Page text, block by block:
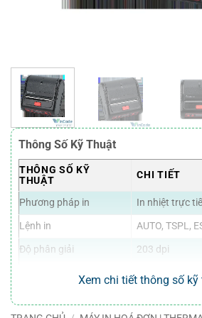
Thông Số Kỹ Thuật
THÔNG SỐ KỸ
THUẬT
CHI TIẾT
Phương pháp in
In nhiệt trực
Lệnh in
AUTO, TSPL,
Độ phân giải
203 dpi
Tài liệu: tối
Nhãn: tối đa
Chiều rộng in
72mm
Xem chi tiết thông số kỹ